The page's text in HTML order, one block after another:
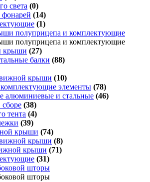
света (0)
фонарей (14)
(1)
полуприцепа и комплектующие
полуприцепа и комплектующие
крыши (27)
балки (88)
крыши (10)
элементы (78)
алюминиевые и стальные (46)
(38)
тента (4)
(39)
крыши (74)
крыши (8)
крыши (71)
(31)
шторы
шторы